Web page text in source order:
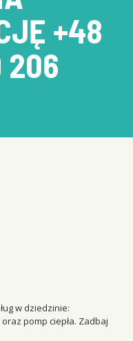
+48
206
w dziedzinie:
pomp ciepła. Zadbaj